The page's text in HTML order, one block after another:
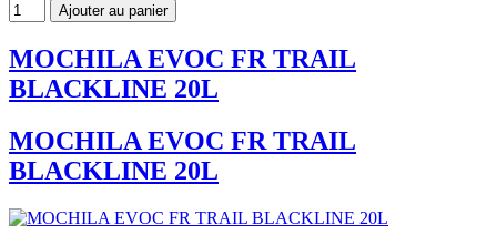
Ajouter au panier
MOCHILA EVOC FR TRAIL
BLACKLINE 20L
MOCHILA EVOC FR TRAIL
BLACKLINE 20L